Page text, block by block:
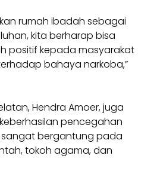
rumah ibadah sebagai
kita berharap bisa
positif kepada masyarakat
bahaya narkoba,”
Hendra Amoer, juga
pencegahan
bergantung pada
tokoh agama, dan